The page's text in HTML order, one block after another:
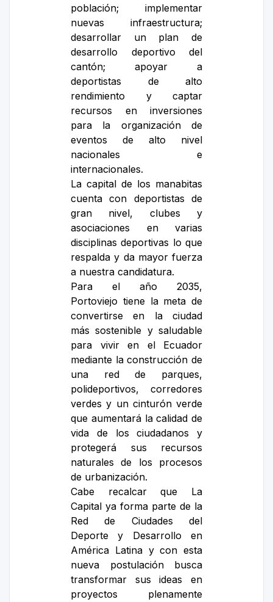
población; implementar
nuevas infraestructura;
desarrollar un plan de
desarrollo deportivo del
cantón; apoyar a
deportistas de alto
rendimiento y captar
recursos en inversiones
para la organización de
eventos de alto nivel
nacionales e
internacionales.
La capital de los manabitas
cuenta con deportistas de
gran nivel, clubes y
asociaciones en varias
disciplinas deportivas lo que
respalda y da mayor fuerza
a nuestra candidatura.
Para el año 2035,
Portoviejo tiene la meta de
convertirse en la ciudad
más sostenible y saludable
para vivir en el Ecuador
mediante la construcción de
una red de parques,
polideportivos, corredores
verdes y un cinturón verde
que aumentará la calidad de
vida de los ciudadanos y
protegerá sus recursos
naturales de los procesos
de urbanización.
Cabe recalcar que La
Capital ya forma parte de la
Red de Ciudades del
Deporte y Desarrollo en
América Latina y con esta
nueva postulación busca
transformar sus ideas en
proyectos plenamente